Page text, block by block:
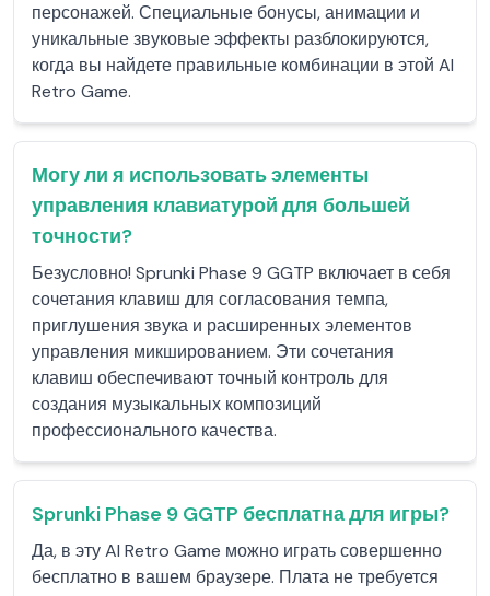
персонажей. Специальные бонусы, анимации и
уникальные звуковые эффекты разблокируются,
когда вы найдете правильные комбинации в этой AI
Retro Game.
Могу ли я использовать элементы
управления клавиатурой для большей
точности?
Безусловно! Sprunki Phase 9 GGTP включает в себя
сочетания клавиш для согласования темпа,
приглушения звука и расширенных элементов
управления микшированием. Эти сочетания
клавиш обеспечивают точный контроль для
создания музыкальных композиций
профессионального качества.
Sprunki Phase 9 GGTP бесплатна для игры?
Да, в эту AI Retro Game можно играть совершенно
бесплатно в вашем браузере. Плата не требуется